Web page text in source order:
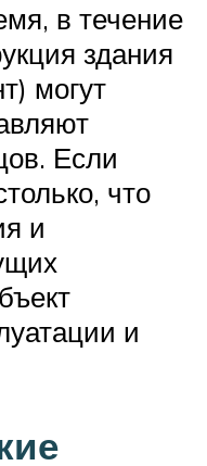
в течение
здания
могут
Если
что
и
и